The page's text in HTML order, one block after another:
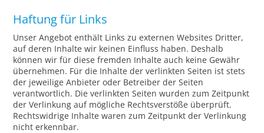
Haftung für Links
Unser Angebot enthält Links zu externen Websites Dritter,
auf deren Inhalte wir keinen Einfluss haben. Deshalb
können wir für diese fremden Inhalte auch keine Gewähr
übernehmen. Für die Inhalte der verlinkten Seiten ist stets
der jeweilige Anbieter oder Betreiber der Seiten
verantwortlich. Die verlinkten Seiten wurden zum Zeitpunkt
der Verlinkung auf mögliche Rechtsverstöße überprüft.
Rechtswidrige Inhalte waren zum Zeitpunkt der Verlinkung
nicht erkennbar.